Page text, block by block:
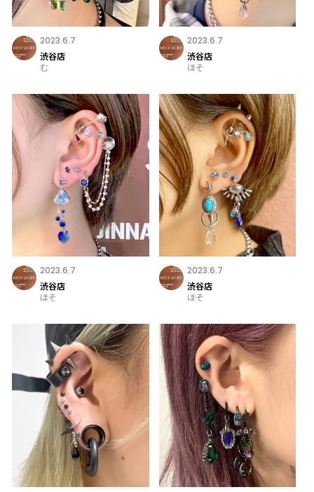
2023.6.7
渋谷店
む
2023.6.7
渋谷店
ほそ
2023.6.7
渋谷店
ほそ
2023.6.7
渋谷店
ほそ